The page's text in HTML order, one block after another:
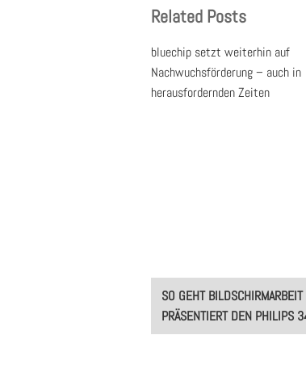
Related Posts
bluechip setzt weiterhin auf
Nachwuchsförderung – auch in
herausfordernden Zeiten
Post
navigation
SO GEHT
PRÄSENTIERT DEN PHILIPS